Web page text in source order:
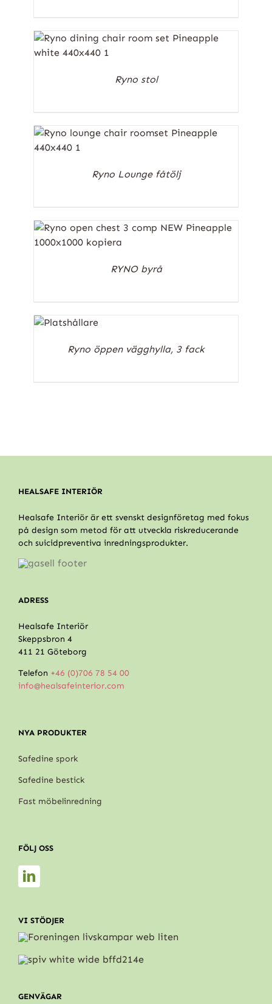
Ryno stol
Ryno Lounge fåtölj
RYNO byrå
Ryno öppen vägghylla, 3 fack
HEALSAFE INTERIÖR
Healsafe Interiör är ett svenskt designföretag med fokus
på design som metod för att utveckla riskreducerande
och suicidpreventiva inredningsprodukter.
ADRESS
Healsafe Interiör
Skeppsbron 4
411 21 Göteborg
Telefon +46 (0)706 78 54 00
info@healsafeinterior.com
NYA PRODUKTER
Safedine spork
Safedine bestick
Fast möbelinredning
FÖLJ OSS
VI STÖDJER
GENVÄGAR